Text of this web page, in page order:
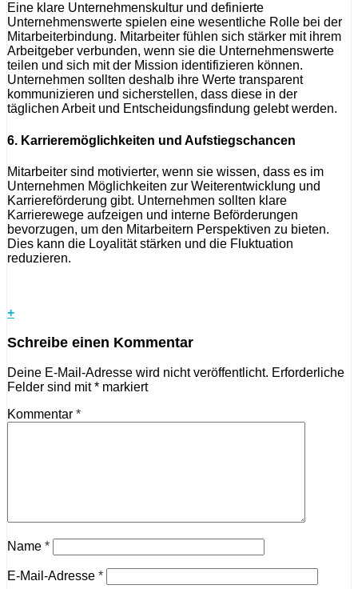
Eine klare Unternehmenskultur und definierte
Unternehmenswerte spielen eine wesentliche Rolle bei der
Mitarbeiterbindung. Mitarbeiter fühlen sich stärker mit ihrem
Arbeitgeber verbunden, wenn sie die Unternehmenswerte
teilen und sich mit der Mission identifizieren können.
Unternehmen sollten deshalb ihre Werte transparent
kommunizieren und sicherstellen, dass diese in der
täglichen Arbeit und Entscheidungsfindung gelebt werden.
6. Karrieremöglichkeiten und Aufstiegschancen
Mitarbeiter sind motivierter, wenn sie wissen, dass es im
Unternehmen Möglichkeiten zur Weiterentwicklung und
Karriereförderung gibt. Unternehmen sollten klare
Karrierewege aufzeigen und interne Beförderungen
bevorzugen, um den Mitarbeitern Perspektiven zu bieten.
Dies kann die Loyalität stärken und die Fluktuation
reduzieren.
+
Schreibe einen Kommentar
Deine E-Mail-Adresse wird nicht veröffentlicht. Erforderliche
Felder sind mit* markiert
Kommentar *
Name *
E-Mail-Adresse *